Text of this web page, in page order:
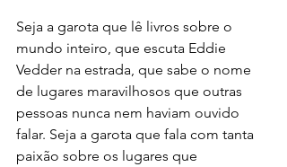
Seja a garota que lê livros sobre o
mundo inteiro, que escuta Eddie
Vedder na estrada, que sabe o nome
de lugares maravilhosos que outras
pessoas nunca nem haviam ouvido
falar. Seja a garota que fala com tanta
paixão sobre os lugares que